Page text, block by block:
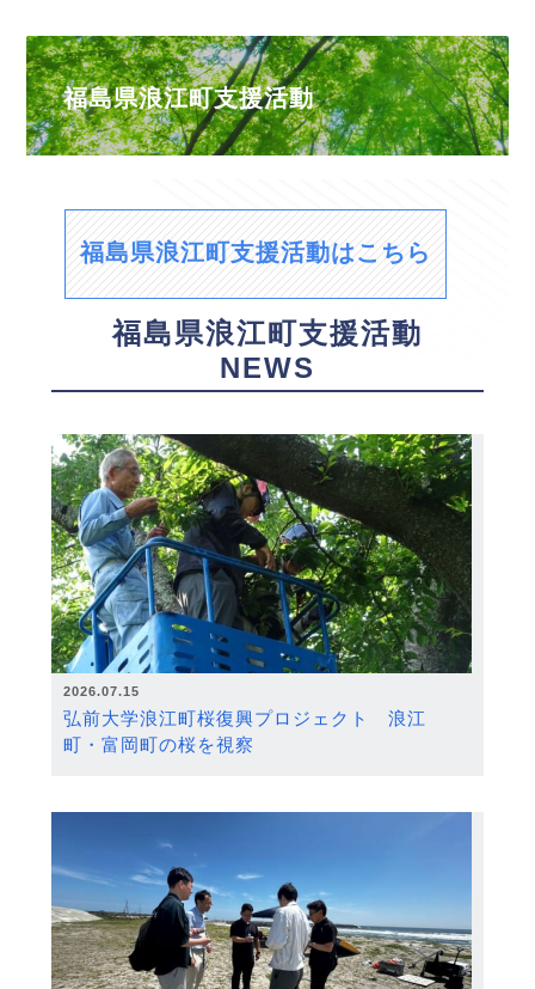
福島県浪江町支援活動
福島県浪江町支援活動はこちら
福島県浪江町支援活動
NEWS
2026.07.15
弘前大学浪江町桜復興プロジェクト 浪江
町・富岡町の桜を視察